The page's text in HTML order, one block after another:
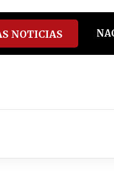
NOTICIAS